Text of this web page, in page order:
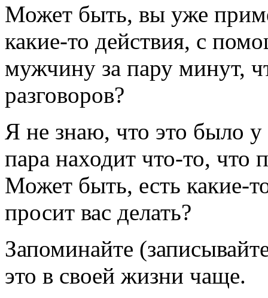
Может быть, вы уже
какие-то действия, с
мужчину за пару минут,
разговоров?
Я не знаю, что это было
пара находит что-то, что
Может быть, есть какие-
просит вас делать?
Запоминайте
это в своей жизни чаще.